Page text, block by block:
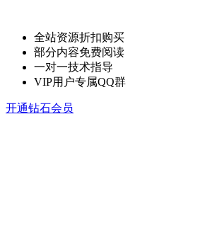
全站资源折扣购买
部分内容免费阅读
一对一技术指导
VIP用户专属QQ群
开通钻石会员